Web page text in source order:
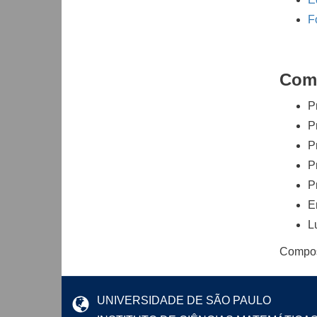
UNIVERSIDADE DE SÃO PAULO